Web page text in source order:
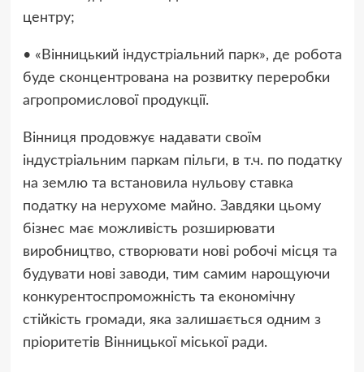
центру;
• «Вінницький індустріальний парк», де робота
буде сконцентрована на розвитку переробки
агропромислової продукції.
Вінниця продовжує надавати своїм
індустріальним паркам пільги, в т.ч. по податку
на землю та встановила нульову ставка
податку на нерухоме майно. Завдяки цьому
бізнес має можливість розширювати
виробництво, створювати нові робочі місця та
будувати нові заводи, тим самим нарощуючи
конкурентоспроможність та економічну
стійкість громади, яка залишається одним з
пріоритетів Вінницької міської ради.